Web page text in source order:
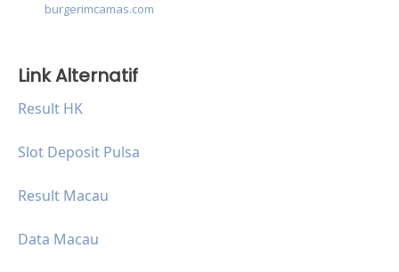
burgerimcamas.com
Link Alternatif
Result HK
Slot Deposit Pulsa
Result Macau
Data Macau